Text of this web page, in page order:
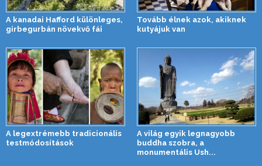
A kanadai Hafford különleges,
girbegurbán növekvő fái
Tovább élnek azok, akiknek
kutyájuk van
A legextrémebb tradicionális
testmódosítások
A világ egyik legnagyobb
buddha szobra, a
monumentális Ush...